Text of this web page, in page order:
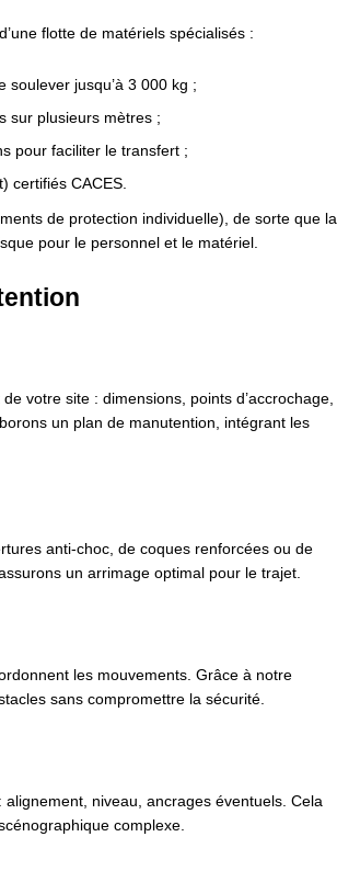
flotte de matériels spécialisés :
jusqu’à 3 000 kg ;
sur plusieurs mètres ;
pour faciliter le transfert ;
certifiés CACES.
de protection individuelle), de sorte que la
pour le personnel et le matériel.
votre site : dimensions, points d’accrochage,
un plan de manutention, intégrant les
anti-choc, de coques renforcées ou de
un arrimage optimal pour le trajet.
les mouvements. Grâce à notre
sans compromettre la sécurité.
niveau, ancrages éventuels. Cela
complexe.